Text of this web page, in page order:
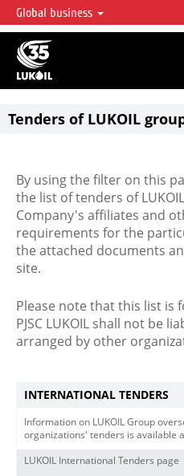
LUKOIL OVERVIEW
LUKOIL is one of the largest oil & gas
accounting for over 2% of crude
reserves globally.
Global business
Tenders of LUKOIL
By using the filter on this
the list of tenders of
Company's affiliates and
requirements for the
the attached documents
site.
Please note that this list is
PJSC LUKOIL shall not be
arranged by other
INTERNATIONAL TENDERS
Information on LUKOIL Group
organizations' tenders is available
LUKOIL International Tenders page